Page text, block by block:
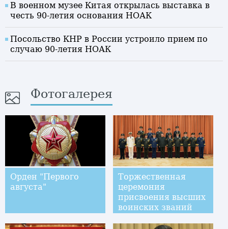
В военном музее Китая открылась выставка в
честь 90-летия основания НОАК
Посольство КНР в России устроило прием по
случаю 90-летия НОАК
Фотогалерея
Орден "Первого
августа"
Торжественная
церемония
присвоения высших
воинских званий